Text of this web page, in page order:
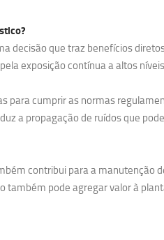
decisão que traz benefícios
exposição contínua a altos
para cumprir as normas
a propagação de ruídos que
contribui para a manutenção
também pode agregar valor à